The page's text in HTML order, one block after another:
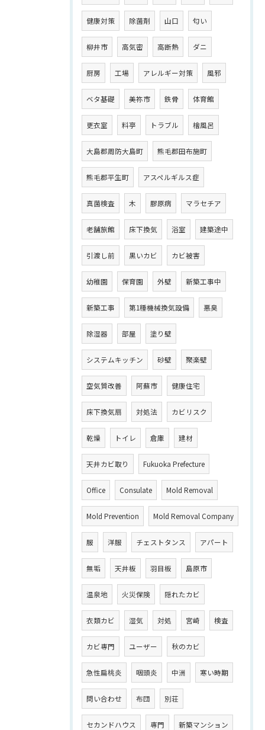
健康対策 除菌剤 山口 匂い
柳井市 高気密 高断熱 ダニ
厨房 工場 アレルギー対策 風邪
ベタ基礎 美祢市 鉄骨 体育館
更衣室 料亭 トラブル 檜風呂
大島郡周防大島町 熊毛郡田布施町
熊毛郡平生町 アスペルギルス症
真菌検査 木 膠原病 マラセチア
老舗旅館 床下換気 浴室 建築途中
引渡し前 黒いカビ カビ被害
幼稚園 保育園 外壁 新築工事中
新築工事 第1種機械換気設備 悪臭
除湿器 部屋 塗り壁
システムキッチン 砂壁 聚楽壁
空気質改善 阿蘇市 健康住宅
床下換気扇 対処法 カビリスク
乾燥 トイレ 倉庫 建材
天井カビ取り Fukuoka Prefecture
Office Consulate Mold Removal
Mold Prevention Mold Removal Company
服 洋服 チェストタンス アパート
無垢 天井板 羽目板 島原市
温泉地 火災保険 隠れたカビ
衣類カビ 湿気 対処 宮崎 検査
カビ専門 ユーザー 秋のカビ
急性扁桃炎 咽頭炎 中洲 寒い時期
問い合わせ 布団 別荘
セカンドハウス 専門 新築マンション